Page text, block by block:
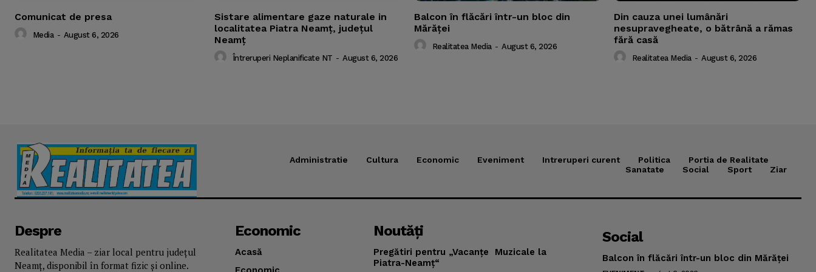
Comunicat de presa
Media - August 6, 2026
Sistare alimentare gaze naturale in
localitatea Piatra Neamț, județul
Neamț
Întreruperi Neplanificate NT - August 6, 2026
Balcon în flăcări într-un bloc din
Mărăţei
Realitatea Media - August 6, 2026
Din cauza unei lumânări
nesupravegheate, o bătrână a rămas
fără casă
Realitatea Media - August 6, 2026
Administratie Cultura Economic Eveniment Intreruperi curent Politica
Portia de Realitate
Sanatate
Social Sport Ziar
Despre
Realitatea Media – ziar local pentru județul
Neamț, disponibil în format fizic și online.
Economic
Acasă
Noutăţi
Pregătiri pentru „Vacanţe Muzicale la
Piatra-Neamţ“
Social
Balcon în flăcări într-un bloc din Mărăţei